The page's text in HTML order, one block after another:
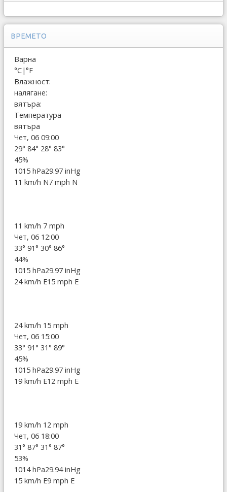
ВРЕМЕТО
Варна
°C|°F
Влажност:
налягане:
вятъра:
Температура
вятъра
Чет, 06 09:00
29° 84° 28° 83°
45%
1015 hPa29.97 inHg
11 km/h N7 mph N
11 km/h 7 mph
Чет, 06 12:00
33° 91° 30° 86°
44%
1015 hPa29.97 inHg
24 km/h E15 mph E
24 km/h 15 mph
Чет, 06 15:00
33° 91° 31° 89°
45%
1015 hPa29.97 inHg
19 km/h E12 mph E
19 km/h 12 mph
Чет, 06 18:00
31° 87° 31° 87°
53%
1014 hPa29.94 inHg
15 km/h E9 mph E